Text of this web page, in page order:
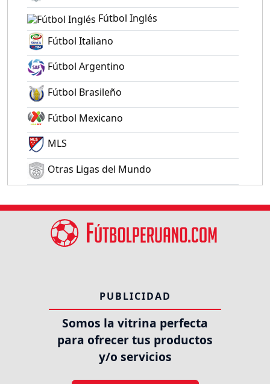
Fútbol Inglés
Fútbol Italiano
Fútbol Argentino
Fútbol Brasileño
Fútbol Mexicano
MLS
Otras Ligas del Mundo
PUBLICIDAD
Somos la vitrina perfecta
para ofrecer tus productos
y/o servicios